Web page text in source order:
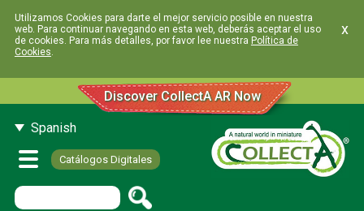
Utilizamos Cookies para darte el mejor servicio posible en nuestra
web. Para continuar navegando en esta web, deberás aceptar el uso
de cookies. Para más detalles, por favor lee nuestra Política de
Cookies.
x
Discover CollectA AR Now
Spanish
Catálogos Digitales